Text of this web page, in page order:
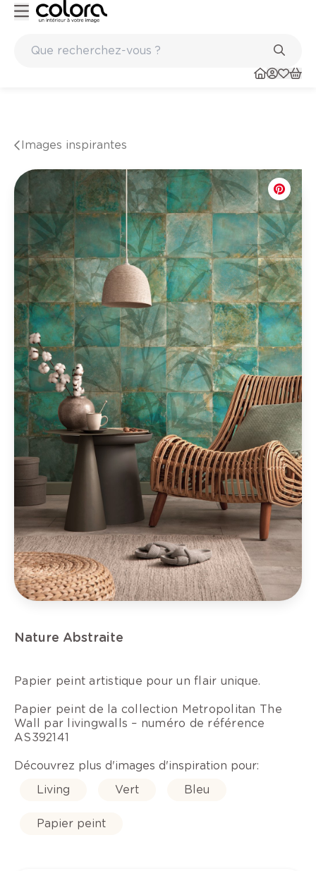
Images inspirantes
Nature Abstraite
Papier peint artistique pour un flair unique.
Papier peint de la collection Metropolitan The
Wall par livingwalls – numéro de référence
AS392141
Découvrez plus d'images d'inspiration pour:
Living
Vert Bleu
Papier peint